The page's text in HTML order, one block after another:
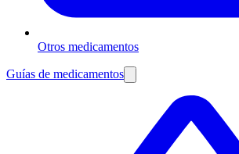
Otros medicamentos
Guías de medicamentos